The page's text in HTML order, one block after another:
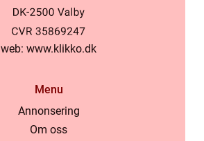
web: www.klikko.dk
Menu
Annonsering
Om oss